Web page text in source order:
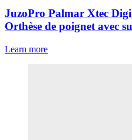
JuzoPro Palmar Xtec
Orthèse de poignet avec
Learn more